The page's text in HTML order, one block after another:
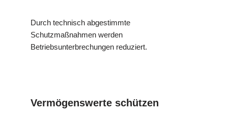
Durch technisch abgestimmte
Schutzmaßnahmen werden
Betriebsunterbrechungen reduziert.
Vermögenswerte schützen